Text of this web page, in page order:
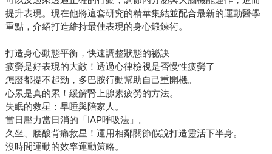
提升表現。現在他將這套研究的精華集結並配合最新的運動醫學
重點，介紹打造維持最佳表現的身心鍛鍊術。
打造身心動態平衡，快速調整狀態的祕訣
疲勞是好表現的大敵！透過心律檢視是否慢性疲勞了
怎麼都提不起勁，多巴胺行動幫助自己重開機。
心累是真的累！緩解腎上腺素疲勞的方法。
失眠的救星：早睡與陪家人。
當日壓力當日消的「IAP呼吸法」。
久坐、腰酸背痛救星！運用相鄰關節假說打造靈活下半身。
沒時間運動的效率運動策略。